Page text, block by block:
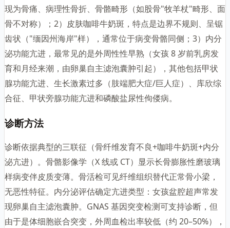
现为骨痛、病理性骨折、骨骼畸形（如股骨"牧羊杖"畸形、面
骨不对称）；2）皮肤咖啡牛奶斑，特点是边界不规则、呈锯
齿状（"缅因州海岸"样），通常位于病变骨骼同侧；3）内分
泌功能亢进，最常见的是外周性性早熟（女孩 8 岁前乳房发
育和月经来潮，由卵巢自主滤泡囊肿引起），其他包括甲状
腺功能亢进、生长激素过多（肢端肥大症/巨人症）、库欣综
合征、甲状旁腺功能亢进和磷酸盐尿性佝偻病。
诊断方法
诊断依据典型的三联征（骨纤维发育不良+咖啡牛奶斑+内分
泌亢进）。骨骼影像学（X 线或 CT）显示长骨膨胀性磨玻璃
样病变伴皮质变薄。骨活检可见纤维组织替代正常骨小梁，
无恶性特征。内分泌评估确定亢进类型：女孩盆腔超声常发
现卵巢自主滤泡囊肿。GNAS 基因突变检测可支持诊断，但
由于是体细胞嵌合突变，外周血检出率较低（约 20–50%），